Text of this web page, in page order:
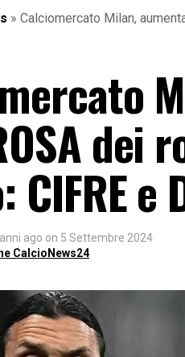
» Calciomercato Milan,
dei
e
ago on 5 Settembre 2024
CalcioNews24